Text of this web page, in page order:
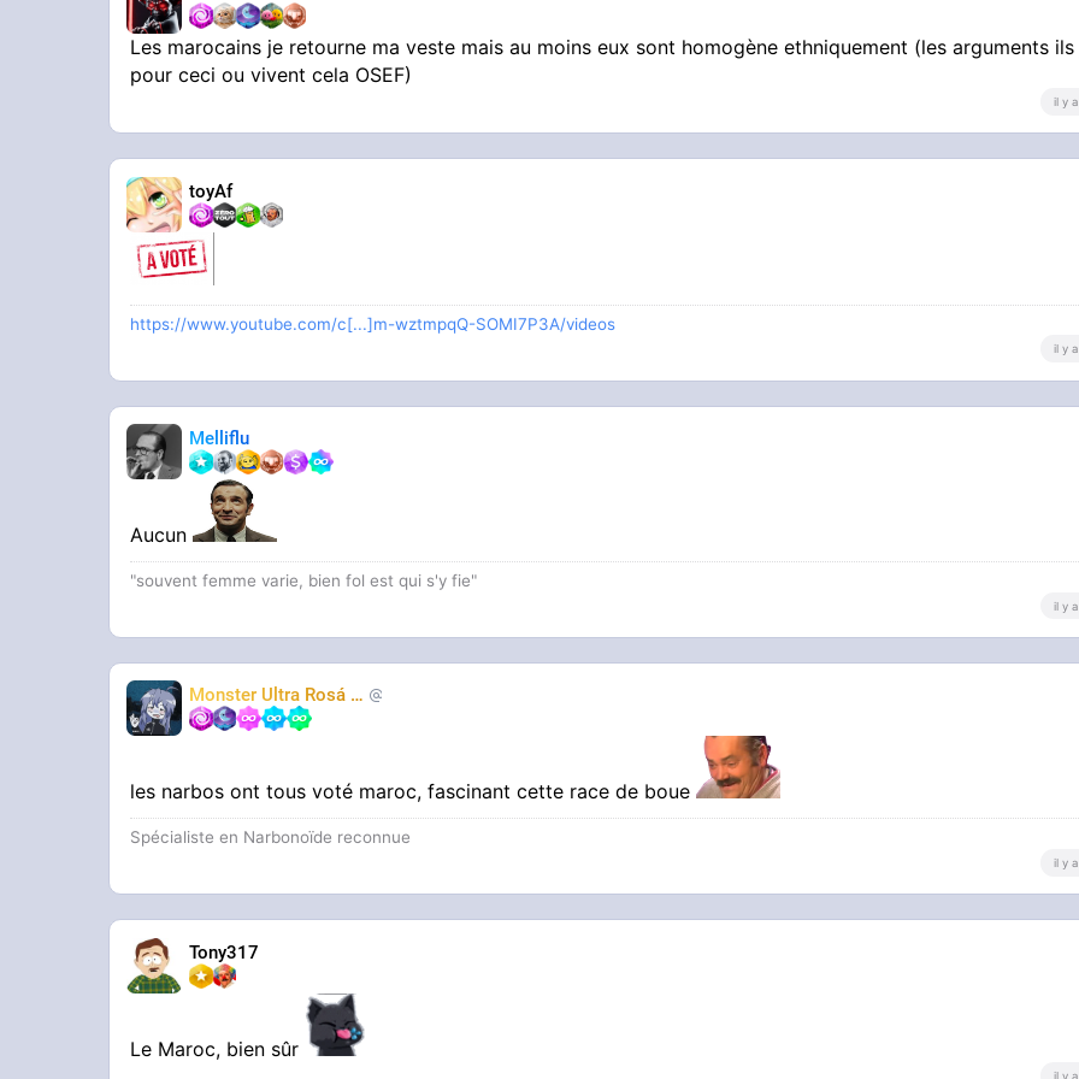
Les marocains je retourne ma veste mais au moins eux sont homogène ethniquement (les arguments
pour ceci ou vivent cela OSEF)
il y
toyAf
https://www.youtube.com/c[...]m-wztmpqQ-SOMI7P3A/videos
il y
Melliflu
Aucun
"souvent femme varie, bien fol est qui s'y fie"
il y
Monster Ultra Rosá
❤️
les narbos ont tous voté maroc, fascinant cette race de boue
Spécialiste en Narbonoïde reconnue
il y
Tony317
Le Maroc, bien sûr
il y